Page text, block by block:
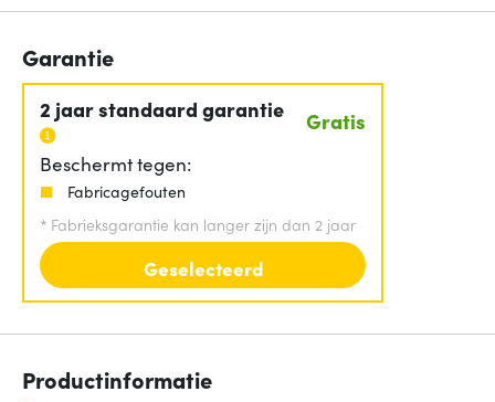
Garantie
2 jaar standaard garantie Gratis
Beschermt tegen:
Fabricagefouten
* Fabrieksgarantie kan langer zijn dan 2 jaar
Geselecteerd
Productinformatie